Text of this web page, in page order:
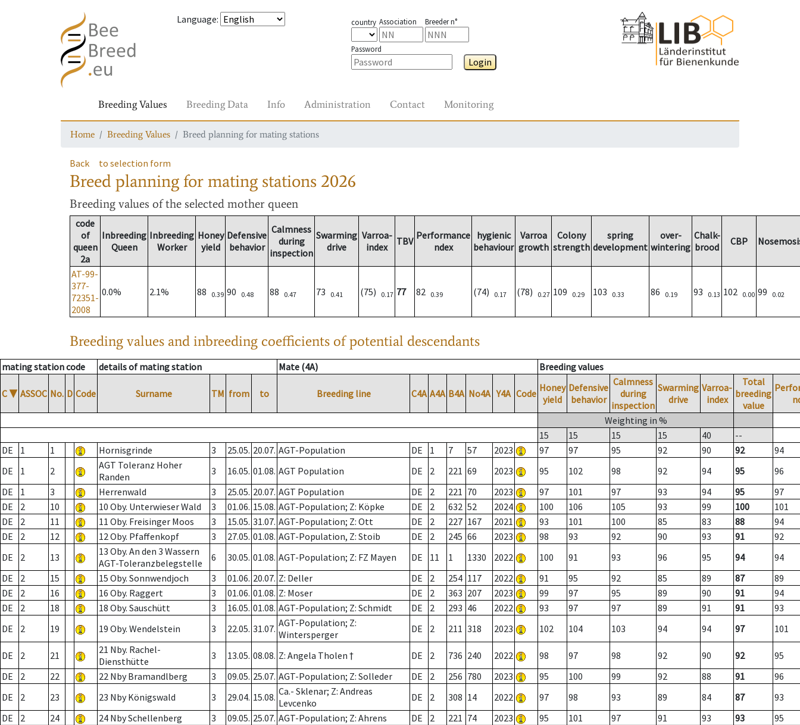
Language: country Association Breeder n°
Password
Login
Breeding Values Breeding Data Info Administration Contact Monitoring
Home Breeding Values Breed planning for mating stations
Back to selection form
Breed planning for mating stations 2026
Breeding values of the selected mother queen
code
of
queen
2a
Inbreeding
Queen
Inbreeding
Worker
Honey
yield
Defensive
behavior
Calmness
during
inspection
Swarming
drive
Varroa-
index
TBV Performance
ndex
hygienic
behaviour
Varroa
growth
Colony
strength
spring
development
over-
wintering
Chalk-
brood
CBP
AT-99-
377-
72351-
2008
0.0% 2.1% 88 0.39 90 0.48 88 0.47 73 0.41 (75) 0.17 77 82 0.39 (74) 0.17 (78) 0.27 109 0.29 103 0.33 86 0.19 93 0.13 102 0.00 99 0.02
Breeding values and inbreeding coefficients of potential descendants
mating station code details of mating station Mate (4A) Breeding values
C ▼ ASSOC No. D Code Surname TM from to Breeding line C4A A4A B4A No4A Y4A Code Honey
yield
Defensive
behavior
Calmness
during
inspection
Swarming
drive
Varroa-
index
Total
breeding
value
Weighting in %
15
15 15 15 40
--
DE
1 1 Hornisgrinde 3 25.05. 20.07. AGT-Population DE 1 7 57 2023 97 97 95 92 90 92
94
DE
1 2
AGT Toleranz Hoher
Randen
3 16.05. 01.08. AGT Population DE 2 221 69 2023 95 102 98 92 94 95
96
DE
1 3 Herrenwald 3 25.05. 20.07. AGT Population DE 2 221 70 2023 97 101 97 93 94 95
97
DE
2 10 10 Oby. Unterwieser Wald 3 01.06. 15.08. AGT-Population; Z: Köpke DE 2 632 52 2024 100 106 105 93 99 100
101
DE
2 11 11 Oby. Freisinger Moos 3 15.05. 31.07. AGT-Population; Z: Ott DE 2 227 167 2021 93 101 100 85 83 88
94
DE
2 12 12 Oby. Pfaffenkopf 3 27.05. 01.08. AGT-Population, Z: Stoib DE 2 245 66 2023 98 93 92 90 93 91
92
DE
2 13
13 Oby. An den 3 Wassern
AGT-Toleranzbelegstelle
6 30.05. 01.08. AGT-Population; Z: FZ Mayen DE 11 1 1330 2022 100 91 93 96 95 94
94
DE
2 15 15 Oby. Sonnwendjoch 3 01.06. 20.07. Z: Deller DE 2 254 117 2022 91 95 92 85 89 87
89
DE
2 16 16 Oby. Raggert 3 01.06. 01.08. Z: Moser DE 2 363 207 2023 99 97 95 89 90 91
94
DE
2 18 18 Oby. Sauschütt 3 16.05. 01.08. AGT-Population; Z: Schmidt DE 2 293 46 2022 93 97 97 89 91 91
93
DE
2 19 19 Oby. Wendelstein 3 22.05. 31.07. AGT-Population; Z:
Wintersperger
DE 2 211 318 2023 102 104 103 94 94 97 101
DE 2 21
21 Nby. Rachel-
Diensthütte
3 13.05. 08.08. Z: Angela Tholen † DE 2 736 240 2022 98 97 98 92 90 92
95
DE
2 22 22 Nby Bramandlberg 3 09.05. 25.07. AGT-Population; Z: Solleder DE 2 256 780 2023 95 100 99 92 88 91
96
DE
2 23 23 Nby Königswald 3 29.04. 15.08. Ca.- Sklenar; Z: Andreas
Levcenko
DE 2 308 14 2022 97 98 93 89 84 87
93
DE
2 24 24 Nby Schellenberg 3 09.05. 25.07. AGT-Population; Z: Ahrens DE 2 221 74 2023 95 101 97 91 93 93
95